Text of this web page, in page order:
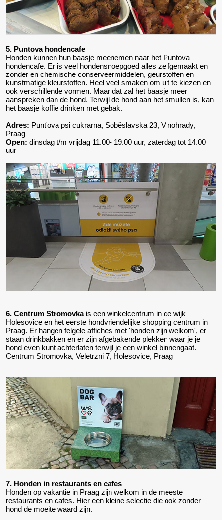
5. Puntova hondencafe
Honden kunnen hun baasje meenemen naar het Puntova
hondencafe. Er is veel hondensnoepgoed alles zelfgemaakt en
zonder en chemische conserveermiddelen, geurstoffen en
kunstmatige kleurstoffen. Heel veel smaken om uit te kiezen en
ook verschillende vormen. Maar dat zal het baasje meer
aanspreken dan de hond. Terwijl de hond aan het smullen is, kan
het baasje koffie drinken met gebak.
Adres: Punťova psi cukrarna, Soběslavska 23, Vinohrady,
Praag
Open: dinsdag t/m vrijdag 11.00- 19.00 uur, zaterdag tot 14.00
uur
6. Centrum Stromovkais een winkelcentrum in de wijk
Holesovice en het eerste hondvriendelijke shopping centrum in
Praag. Er hangen felgele affiches met 'honden zijn welkom', er
staan drinkbakken en er zijn afgebakende plekken waar je je
hond even kunt achterlaten terwijl je een winkel binnengaat.
Centrum Stromovka, Veletrzni 7, Holesovice, Praag
7. Honden in restaurants en cafes
Honden op vakantie in Praag zijn welkom in de meeste
restaurants en cafes. Hier een kleine selectie die ook zonder
hond de moeite waard zijn.